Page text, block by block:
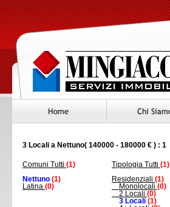
3 Locali a Nettuno( 140000 - 180000 € ) : 1
Comuni Tutti (1)
Nettuno (1)
Latina (0)
Tipologia Tutti (1)
Residenziali (1)
Monolocali (0)
2 Locali (0)
3 Locali (1)